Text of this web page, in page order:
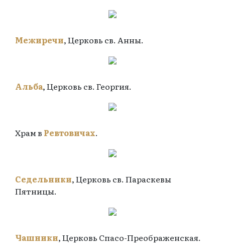
Межиречи, Церковь св. Анны.
Альба, Церковь св. Георгия.
Храм в Ревтовичах.
Седельники, Церковь св. Параскевы
Пятницы.
Чашники, Церковь Спасо-Преображенская.